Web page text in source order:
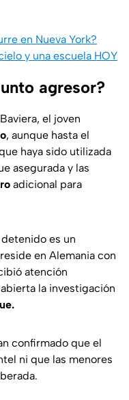
en Nueva York?
y una escuela HOY
agresor?
el joven
, aunque hasta el
haya sido utilizada
asegurada y las
adicional para
es un
en Alemania con
atención
la investigación
confirmado que el
ni que las menores